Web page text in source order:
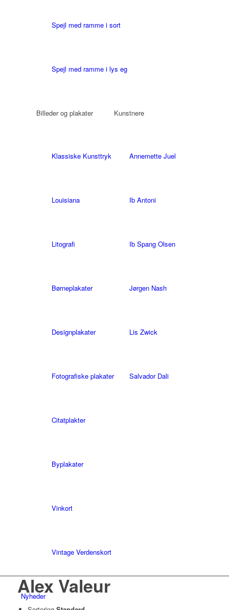
Spejl med ramme i sort
Spejl med ramme i lys eg
Billeder og plakater
Klassiske Kunsttryk
Louisiana
Litografi
Børneplakater
Designplakater
Fotografiske plakater
Citatplakter
Byplakater
Vinkort
Vintage Verdenskort
Kunstnere
Annemette Juel
Ib Antoni
Ib Spang Olsen
Jørgen Nash
Lis Zwick
Salvador Dali
Nyheder
Alex Valeur